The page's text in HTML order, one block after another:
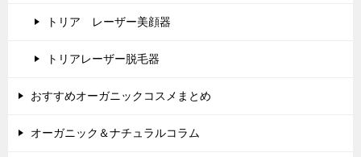
トリア レーザー美顔器
トリアレーザー脱毛器
おすすめオーガニックコスメまとめ
オーガニック＆ナチュラルコラム